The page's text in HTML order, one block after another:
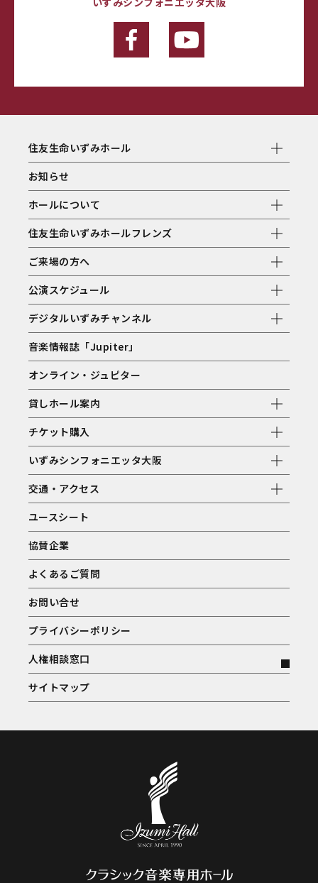
住友生命いずみホール
お知らせ
ホールについて
住友生命いずみホールフレンズ
ご来場の方へ
公演スケジュール
デジタルいずみチャンネル
音楽情報誌「Jupiter」
オンライン・ジュピター
貸しホール案内
チケット購入
いずみシンフォニエッタ大阪
交通・アクセス
ユースシート
協賛企業
よくあるご質問
お問い合せ
プライバシーポリシー
人権相談窓口
サイトマップ